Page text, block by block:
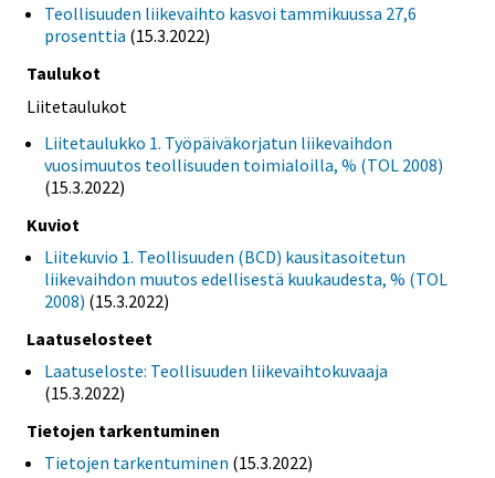
Teollisuuden liikevaihto kasvoi tammikuussa 27,6
prosenttia (15.3.2022)
Taulukot
Liitetaulukot
Liitetaulukko 1. Työpäiväkorjatun liikevaihdon
vuosimuutos teollisuuden toimialoilla, % (TOL 2008)
(15.3.2022)
Kuviot
Liitekuvio 1. Teollisuuden (BCD) kausitasoitetun
liikevaihdon muutos edellisestä kuukaudesta, % (TOL
2008) (15.3.2022)
Laatuselosteet
Laatuseloste: Teollisuuden liikevaihtokuvaaja
(15.3.2022)
Tietojen tarkentuminen
Tietojen tarkentuminen (15.3.2022)